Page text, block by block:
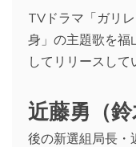
TVドラマ「ガリ
身」の主題歌を福
してリリースして
近藤勇（鈴
後の新選組局長・